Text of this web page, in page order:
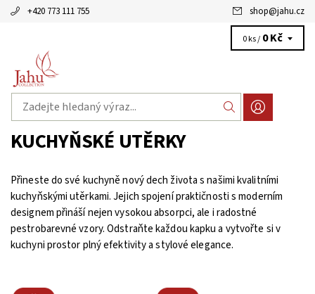
+420 773 111 755 shop@jahu.cz
0 ks / 0 Kč
KUCHYŇSKÉ UTĚRKY
Přineste do své kuchyně nový dech života s našimi kvalitními
kuchyňskými utěrkami. Jejich spojení praktičnosti s moderním
designem přináší nejen vysokou absorpci, ale i radostné
pestrobarevné vzory. Odstraňte každou kapku a vytvořte si v
kuchyni prostor plný efektivity a stylové elegance.